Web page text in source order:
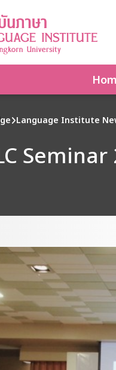
Language Institute
Seminar